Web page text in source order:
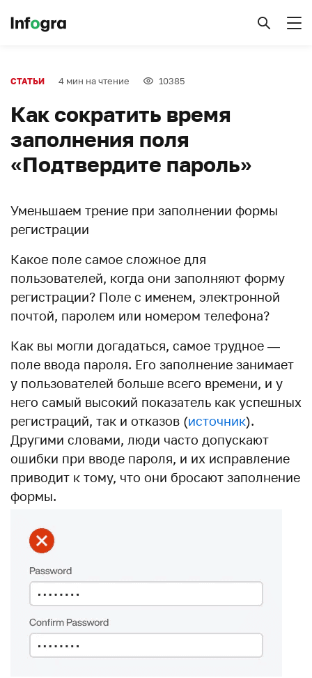
СТАТЬИ 4 мин на чтение 10385
Как сократить время
заполнения поля
«Подтвердите пароль»
Уменьшаем трение при заполнении формы
регистрации
Какое поле самое сложное для
пользователей, когда они заполняют форму
регистрации? Поле с именем, электронной
почтой, паролем или номером телефона?
Как вы могли догадаться, самое трудное —
поле ввода пароля. Его заполнение занимает
у пользователей больше всего времени, и у
него самый высокий показатель как успешных
регистраций, так и отказов (источник).
Другими словами, люди часто допускают
ошибки при вводе пароля, и их исправление
приводит к тому, что они бросают заполнение
формы.